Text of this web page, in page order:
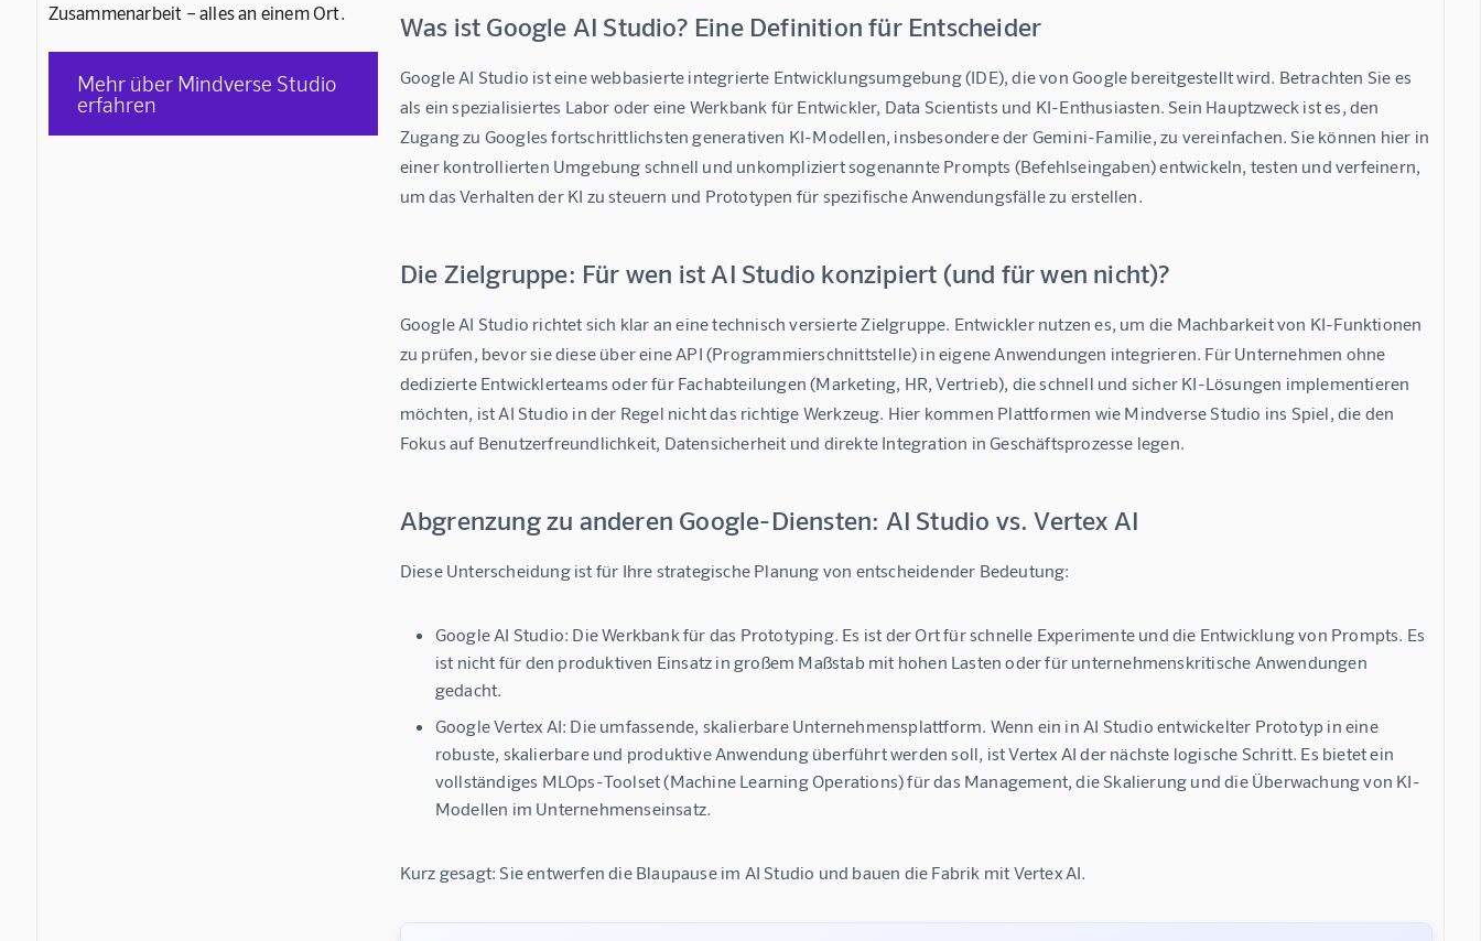
Zusammenarbeit – alles an einem Ort.
Mehr über Mindverse Studio
erfahren
Was ist Google AI Studio? Eine Definition für Entscheider
Google AI Studio ist eine webbasierte integrierte Entwicklungsumgebung (IDE), die von Google bereitgestellt wird. Betrachten Sie es
als ein spezialisiertes Labor oder eine Werkbank für Entwickler, Data Scientists und KI-Enthusiasten. Sein Hauptzweck ist es, den
Zugang zu Googles fortschrittlichsten generativen KI-Modellen, insbesondere der Gemini-Familie, zu vereinfachen. Sie können hier in
einer kontrollierten Umgebung schnell und unkompliziert sogenannte Prompts (Befehlseingaben) entwickeln, testen und verfeinern,
um das Verhalten der KI zu steuern und Prototypen für spezifische Anwendungsfälle zu erstellen.
Die Zielgruppe: Für wen ist AI Studio konzipiert (und für wen nicht)?
Google AI Studio richtet sich klar an eine technisch versierte Zielgruppe. Entwickler nutzen es, um die Machbarkeit von KI-Funktionen
zu prüfen, bevor sie diese über eine API (Programmierschnittstelle) in eigene Anwendungen integrieren. Für Unternehmen ohne
dedizierte Entwicklerteams oder für Fachabteilungen (Marketing, HR, Vertrieb), die schnell und sicher KI-Lösungen implementieren
möchten, ist AI Studio in der Regel nicht das richtige Werkzeug. Hier kommen Plattformen wie Mindverse Studio ins Spiel, die den
Fokus auf Benutzerfreundlichkeit, Datensicherheit und direkte Integration in Geschäftsprozesse legen.
Abgrenzung zu anderen Google-Diensten: AI Studio vs. Vertex AI
Diese Unterscheidung ist für Ihre strategische Planung von entscheidender Bedeutung:
Google AI Studio: Die Werkbank für das Prototyping. Es ist der Ort für schnelle Experimente und die Entwicklung von Prompts. Es
ist nicht für den produktiven Einsatz in großem Maßstab mit hohen Lasten oder für unternehmenskritische Anwendungen
gedacht.
Google Vertex AI: Die umfassende, skalierbare Unternehmensplattform. Wenn ein in AI Studio entwickelter Prototyp in eine
robuste, skalierbare und produktive Anwendung überführt werden soll, ist Vertex AI der nächste logische Schritt. Es bietet ein
vollständiges MLOps-Toolset (Machine Learning Operations) für das Management, die Skalierung und die Überwachung von KI-
Modellen im Unternehmenseinsatz.
Kurz gesagt: Sie entwerfen die Blaupause im AI Studio und bauen die Fabrik mit Vertex AI.